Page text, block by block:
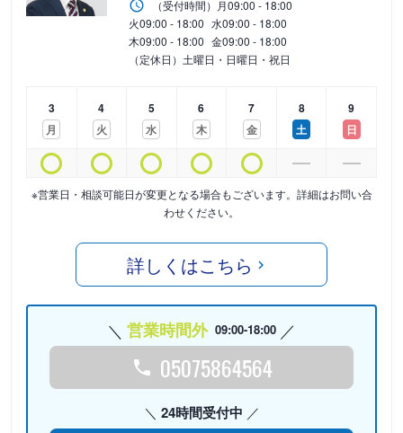
（受付時間） 月09:00 - 18:00
火09:00 - 18:00 水09:00 - 18:00
木09:00 - 18:00 金09:00 - 18:00
（定休日）土曜日・日曜日・祝日
3
月
4
火
5
水
6
木
7
金
8
土
9
日
※営業日・相談可能日が変更となる場合もございます。詳細はお問い合
わせください。
詳しくはこちら
営業時間外 09:00-18:00
05075864564
24時間受付中